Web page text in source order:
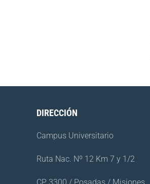
DIRECCIÓN
Campus Universitario
Ruta Nac. Nº 12 Km 7 y 1/2